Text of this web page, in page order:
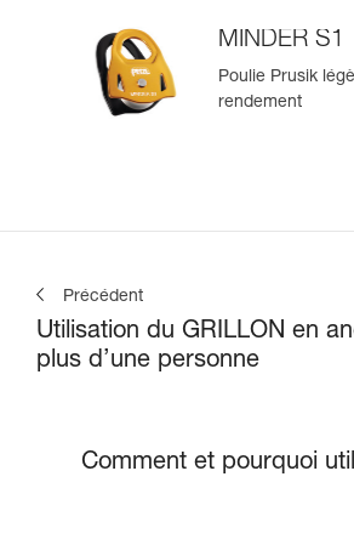
MINDER S1
Poulie Prusik
rendement
Précédent
Utilisation du GRILLON en
plus d’une personne
Comment et pourquoi